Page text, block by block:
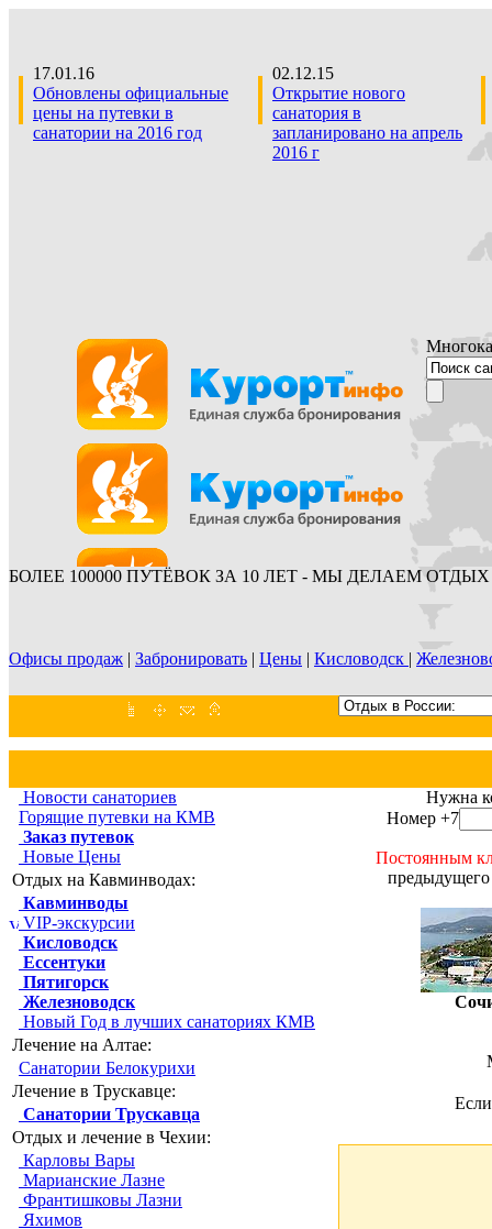
17.01.16
Обновлены официальные
цены на путевки в
санатории на 2016 год
02.12.15
Открытие нового
санатория в
запланировано на апрель
2016 г
БОЛЕЕ 100000 ПУТЁВОК ЗА 10 ЛЕТ - МЫ ДЕЛАЕМ ОТДЫХ
Офисы продаж | Забронировать | Цены | Кисловодск |
Новости санаториев
Горящие путевки на КМВ
Заказ путевок
Новые Цены
Отдых на Кавминводах:
Кавминводы
VIP-экскурсии
Кисловодск
Ессентуки
Пятигорск
Железноводск
Новый Год в лучших санаториях КМВ
Лечение на Алтае:
Санатории Белокурихи
Лечение в Трускавце:
Санатории Трускавца
Отдых и лечение в Чехии:
Карловы Вары
Марианские Лазне
Франтишковы Лазни
Яхимов
Нужна
Номер +7
Постоянным
предыдущего